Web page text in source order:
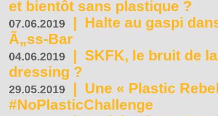
et bientôt sans plastique ?
07.06.2019 | Halte au gaspi
Ã„ss-Bar
04.06.2019 | SKFK, le bruit de
dressing ?
29.05.2019 | Une « Plastic
#NoPlasticChallenge